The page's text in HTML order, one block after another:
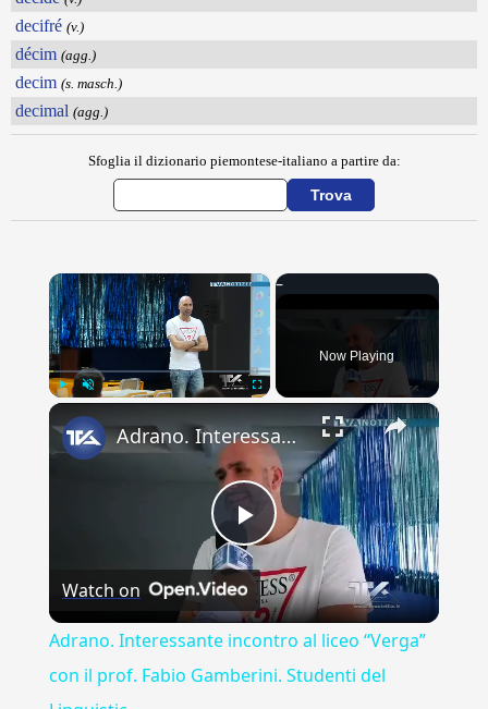
decifré (v.)
décim (agg.)
decim (s. masch.)
decimal (agg.)
Sfoglia il dizionario piemontese-italiano a partire da:
×
Now Playing
×
Play
Video
Adrano. Interessante incontro al liceo “Verga” con il prof. Fabio Gamberini. Studenti del Linguistic
Watch on
Adrano. Interessante incontro al liceo “Verga”
con il prof. Fabio Gamberini. Studenti del